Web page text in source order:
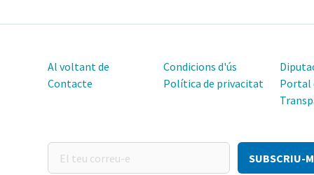
Al voltant de
Contacte
Condicions d'ús
Política de privacitat
Portal
teu